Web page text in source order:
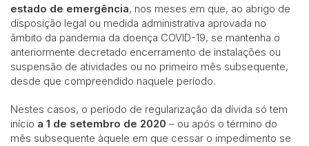
estado de emergência, nos meses em que, ao abrigo de
disposição legal ou medida administrativa aprovada no
âmbito da pandemia da doença COVID-19, se mantenha o
anteriormente decretado encerramento de instalações ou
suspensão de atividades ou no primeiro mês subsequente,
desde que compreendido naquele período.
Nestes casos, o período de regularização da dívida só tem
início a 1 de setembro de 2020 – ou após o término do
mês subsequente àquele em que cessar o impedimento se